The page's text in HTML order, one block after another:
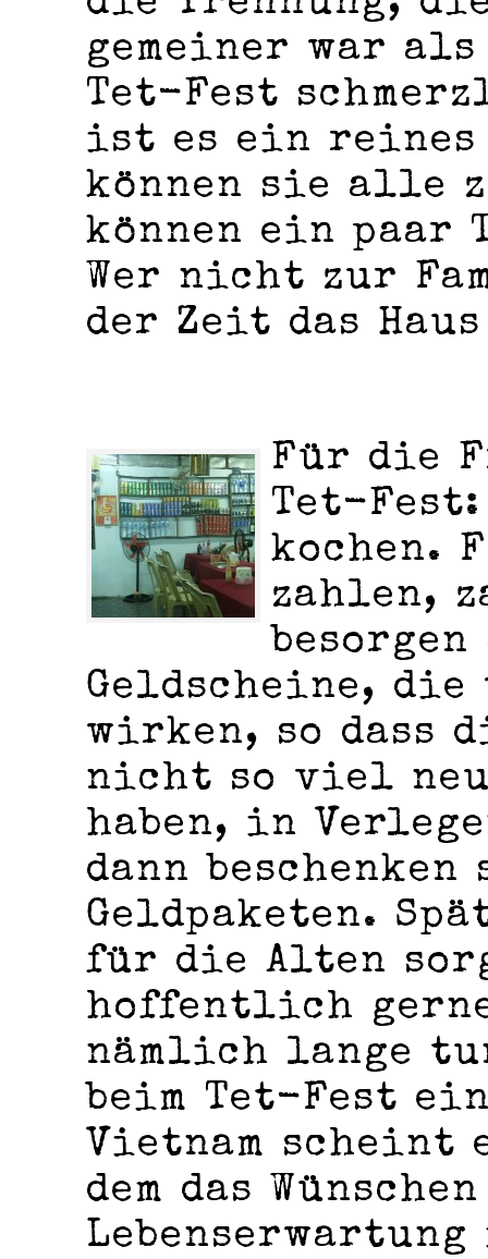
gemeiner war
Tet-Fest
ist es ein reines
können sie alle
können ein paar
Wer nicht zur
der Zeit das
Für die
Tet-Fest:
kochen.
zahlen,
Geldscheine,
wirken, so dass
nicht so viel
haben, in
dann
Geldpaketen.
für die Alten
hoffentlich
nämlich lange
beim Tet-Fest
Vietnam scheint
dem das